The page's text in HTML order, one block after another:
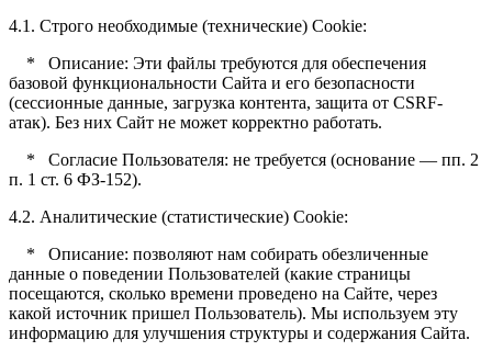
4.1. Строго необходимые (технические) Cookie:
* Описание: Эти файлы требуются для обеспечения
базовой функциональности Сайта и его безопасности
(сессионные данные, загрузка контента, защита от CSRF-
атак). Без них Сайт не может корректно работать.
* Согласие Пользователя: не требуется (основание — пп. 2
п. 1 ст. 6 ФЗ-152).
4.2. Аналитические (статистические) Cookie:
* Описание: позволяют нам собирать обезличенные
данные о поведении Пользователей (какие страницы
посещаются, сколько времени проведено на Сайте, через
какой источник пришел Пользователь). Мы используем эту
информацию для улучшения структуры и содержания Сайта.